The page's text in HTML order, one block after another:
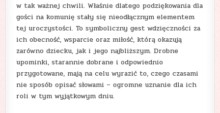
w tak ważnej chwili. Właśnie dlatego podziękowania dla
gości na komunię stały się nieodłącznym elementem
tej uroczystości. To symboliczny gest wdzięczności za
ich obecność, wsparcie oraz miłość, którą okazują
zarówno dziecku, jak i jego najbliższym. Drobne
upominki, starannie dobrane i odpowiednio
przygotowane, mają na celu wyrazić to, czego czasami
nie sposób opisać słowami – ogromne uznanie dla ich
roli w tym wyjątkowym dniu.